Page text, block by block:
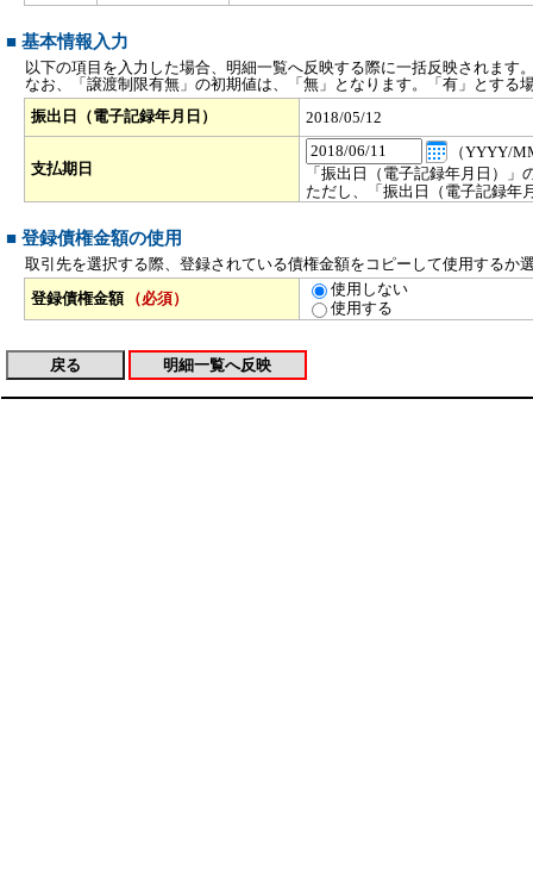
■ 基本情報入力
以下の項目を入力した場合、明細一覧へ反映する際に一括反映されます
なお、「譲渡制限有無」の初期値は、「無」となります。「有」とする
振出日（電子記録年月日）
2018/05/12
支払期日
（YYYY/
「振出日（電子記録年月日）
ただし、「振出日（電子記録年
■ 登録債権金額の使用
取引先を選択する際、登録されている債権金額をコピーして使用するか
登録債権金額
（必須）
使用しない
使用する